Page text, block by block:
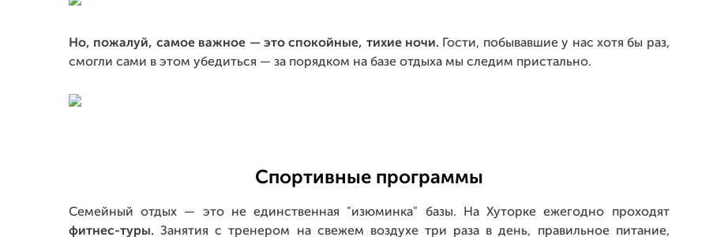
Но, пожалуй, самое важное — это спокойные, тихие ночи. Гости, побывавшие у нас хотя бы раз,
смогли сами в этом убедиться — за порядком на базе отдыха мы следим пристально.
Спортивные программы
Семейный отдых — это не единственная "изюминка" базы. На Хуторке ежегодно проходят
фитнес-туры.Занятия с тренером на свежем воздухе три раза в день, правильное питание,